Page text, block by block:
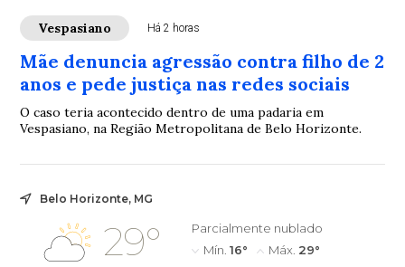
Vespasiano Há 2 horas
Mãe denuncia agressão contra filho de 2
anos e pede justiça nas redes sociais
O caso teria acontecido dentro de uma padaria em
Vespasiano, na Região Metropolitana de Belo Horizonte.
Belo Horizonte, MG
29°
Parcialmente nublado
Mín. 16° Máx. 29°